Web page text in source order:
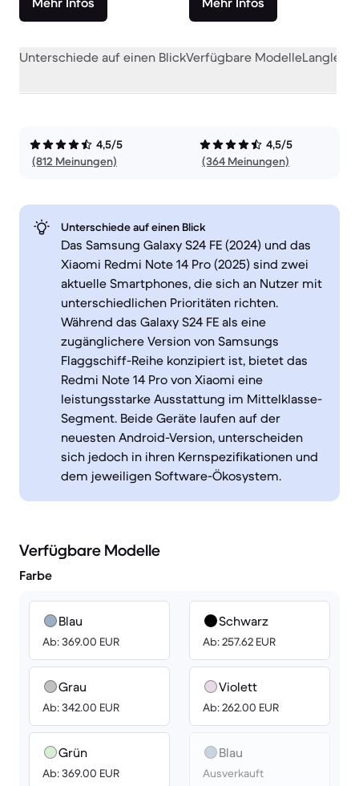
Unterschiede auf einen BlickVerfügbare Modelle
4,5/5
(812 Meinungen)
4,5/5
(364 Meinungen)
Unterschiede auf einen Blick
Das Samsung Galaxy S24 FE (2024) und das
Xiaomi Redmi Note 14 Pro (2025) sind zwei
aktuelle Smartphones, die sich an Nutzer mit
unterschiedlichen Prioritäten richten.
Während das Galaxy S24 FE als eine
zugänglichere Version von Samsungs
Flaggschiff-Reihe konzipiert ist, bietet das
Redmi Note 14 Pro von Xiaomi eine
leistungsstarke Ausstattung im Mittelklasse-
Segment. Beide Geräte laufen auf der
neuesten Android-Version, unterscheiden
sich jedoch in ihren Kernspezifikationen und
dem jeweiligen Software-Ökosystem.
Verfügbare Modelle
Farbe
Blau
Ab: 369.00 EUR
Grau
Ab: 342.00 EUR
Grün
Ab: 369.00 EUR
Schwarz
Ab: 257.62 EUR
Violett
Ab: 262.00 EUR
Blau
Ausverkauft